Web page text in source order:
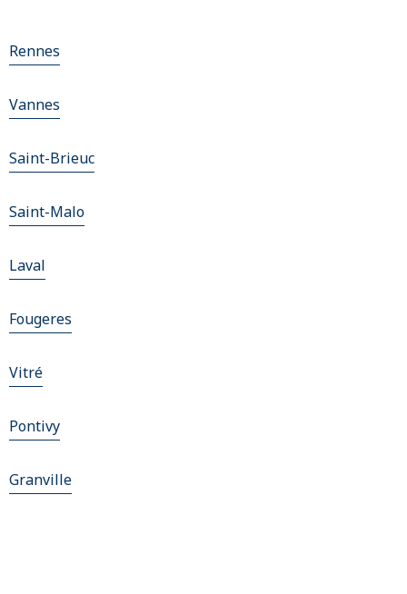
Rennes
Vannes
Saint-Brieuc
Saint-Malo
Laval
Fougeres
Vitré
Pontivy
Granville